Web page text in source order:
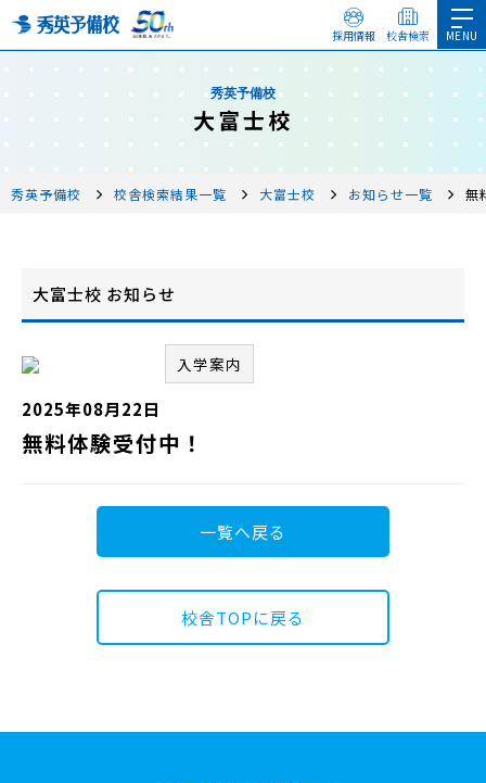
採用情報 校舎検索
秀英予備校
大富士校
秀英予備校 校舎検索結果一覧 大富士校 お知らせ一覧 無
大富士校 お知らせ
入学案内
2025年08月22日
無料体験受付中！
一覧へ戻る
校舎TOPに戻る